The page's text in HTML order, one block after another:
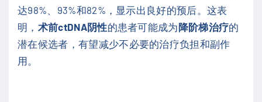
达98%、93%和82%，显示出良好的预后。这表
明， 术前ctDNA阴性的患者可能成为降阶梯治疗的
潜在候选者，有望减少不必要的治疗负担和副作
用。